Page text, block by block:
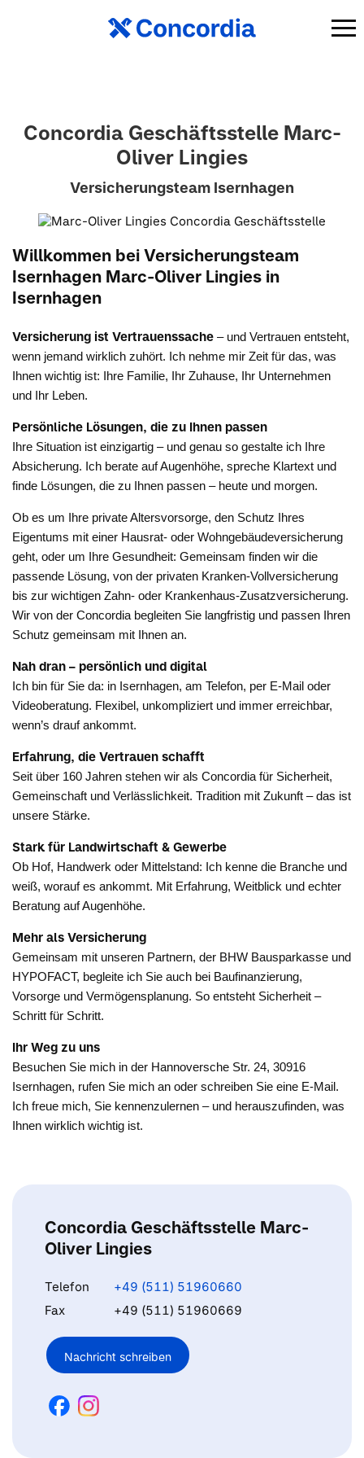
Concordia Geschäftsstelle Marc-
Oliver Lingies
Versicherungsteam Isernhagen
Willkommen bei Versicherungsteam
Isernhagen Marc-Oliver Lingies in
Isernhagen
Versicherung ist Vertrauenssache – und Vertrauen entsteht,
wenn jemand wirklich zuhört. Ich nehme mir Zeit für das, was
Ihnen wichtig ist: Ihre Familie, Ihr Zuhause, Ihr Unternehmen
und Ihr Leben.
Persönliche Lösungen, die zu Ihnen passen
Ihre Situation ist einzigartig – und genau so gestalte ich Ihre
Absicherung. Ich berate auf Augenhöhe, spreche Klartext und
finde Lösungen, die zu Ihnen passen – heute und morgen.
Ob es um Ihre private Altersvorsorge, den Schutz Ihres
Eigentums mit einer Hausrat- oder Wohngebäudeversicherung
geht, oder um Ihre Gesundheit: Gemeinsam finden wir die
passende Lösung, von der privaten Kranken-Vollversicherung
bis zur wichtigen Zahn- oder Krankenhaus-Zusatzversicherung.
Wir von der Concordia begleiten Sie langfristig und passen Ihren
Schutz gemeinsam mit Ihnen an.
Nah dran – persönlich und digital
Ich bin für Sie da: in Isernhagen, am Telefon, per E-Mail oder
Videoberatung. Flexibel, unkompliziert und immer erreichbar,
wenn’s drauf ankommt.
Erfahrung, die Vertrauen schafft
Seit über 160 Jahren stehen wir als Concordia für Sicherheit,
Gemeinschaft und Verlässlichkeit. Tradition mit Zukunft – das ist
unsere Stärke.
Stark für Landwirtschaft & Gewerbe
Ob Hof, Handwerk oder Mittelstand: Ich kenne die Branche und
weiß, worauf es ankommt. Mit Erfahrung, Weitblick und echter
Beratung auf Augenhöhe.
Mehr als Versicherung
Gemeinsam mit unseren Partnern, der BHW Bausparkasse und
HYPOFACT, begleite ich Sie auch bei Baufinanzierung,
Vorsorge und Vermögensplanung. So entsteht Sicherheit –
Schritt für Schritt.
Ihr Weg zu uns
Besuchen Sie mich in der Hannoversche Str. 24, 30916
Isernhagen, rufen Sie mich an oder schreiben Sie eine E-Mail.
Ich freue mich, Sie kennenzulernen – und herauszufinden, was
Ihnen wirklich wichtig ist.
Concordia Geschäftsstelle Marc-
Oliver Lingies
Telefon
+49 (511) 51960660
Fax
+49 (511) 51960669
Nachricht schreiben